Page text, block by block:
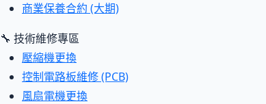
商業保養合約 (大期)
🔧 技術維修專區
壓縮機更換
控制電路板維修 (PCB)
風扇電機更換